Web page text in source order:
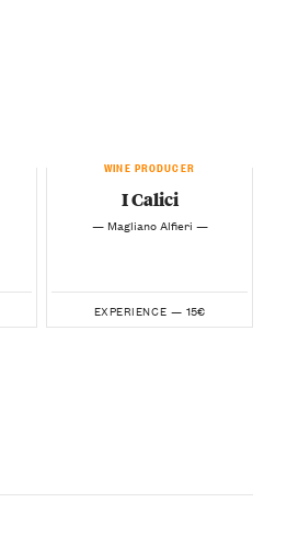
WINE PRODUCER
I Calici
— Magliano Alfieri —
EXPERIENCE — 15€